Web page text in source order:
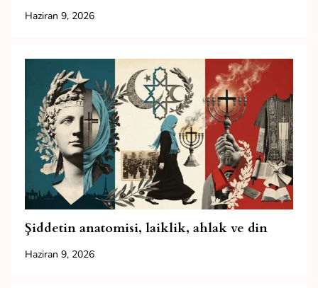
Haziran 9, 2026
Şiddetin anatomisi, laiklik, ahlak ve din
Haziran 9, 2026